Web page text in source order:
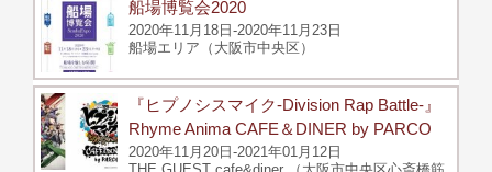
船場博覧会2020
2020年11月18日-2020年11月23日
船場エリア（大阪市中央区）
『ヒプノシスマイク-Division Rap Battle-』
Rhyme Anima CAFE＆DINER by PARCO
2020年11月20日-2021年01月12日